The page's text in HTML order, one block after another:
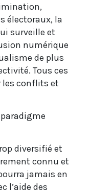
électoraux, la
surveille et
numérique
de plus
Tous ces
les conflits et
diversifié et
connu et
jamais en
l’aide des